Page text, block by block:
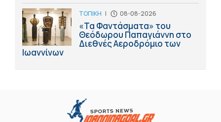
ΤΟΠΙΚΗ | 08-08-2026
«Τα Φαντάσματα» του
Θεόδωρου Παπαγιάννη στο
Διεθνές Αεροδρόμιο των
Ιωαννίνων